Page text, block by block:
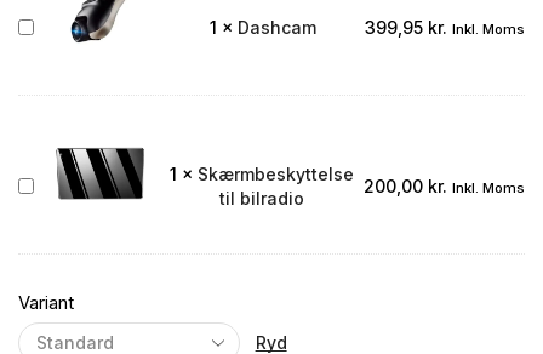
Dashcam 1 × Dashcam 399,95 kr. Inkl. Moms
Skærmbeskyttelse
1 × Skærmbeskyttelse
til bilradio
200,00 kr. Inkl. Moms
Variant
Ryd